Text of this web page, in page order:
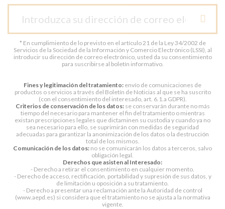
* En cumplimiento de lo previsto en el artículo 21 de la Ley 34/2002 de
Servicios de la Sociedad de la Información y Comercio Electrónico (LSSI), al
introducir su dirección de correo electrónico, usted da su consentimiento
para suscribirse al boletín informativo.
Fines y legitimación del tratamiento: envío de comunicaciones de
productos o servicios a través del Boletín de Noticias al que se ha suscrito
(con el consentimiento del interesado, art. 6.1.a GDPR).
Criterios de conservación de los datos:se conservarán durante no más
tiempo del necesario para mantener el fin del tratamiento o mientras
existan prescripciones legales que dictaminen su custodia y cuando ya no
sea necesario para ello, se suprimirán con medidas de seguridad
adecuadas para garantizar la anonimización de los datos o la destrucción
total de los mismos.
Comunicación de los datos: no se comunicarán los datos a terceros, salvo
obligación legal.
Derechos que asisten al Interesado:
- Derecho a retirar el consentimiento en cualquier momento.
- Derecho de acceso, rectificación, portabilidad y supresión de sus datos, y
de limitación u oposición a su tratamiento.
- Derecho a presentar una reclamación ante la Autoridad de control
(www.aepd.es) si considera que el tratamiento no se ajusta a la normativa
vigente.